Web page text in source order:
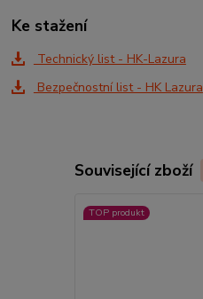
Ke stažení
Technický list - HK-Lazura
Bezpečnostní list - HK Lazura
Související zboží
TOP produkt